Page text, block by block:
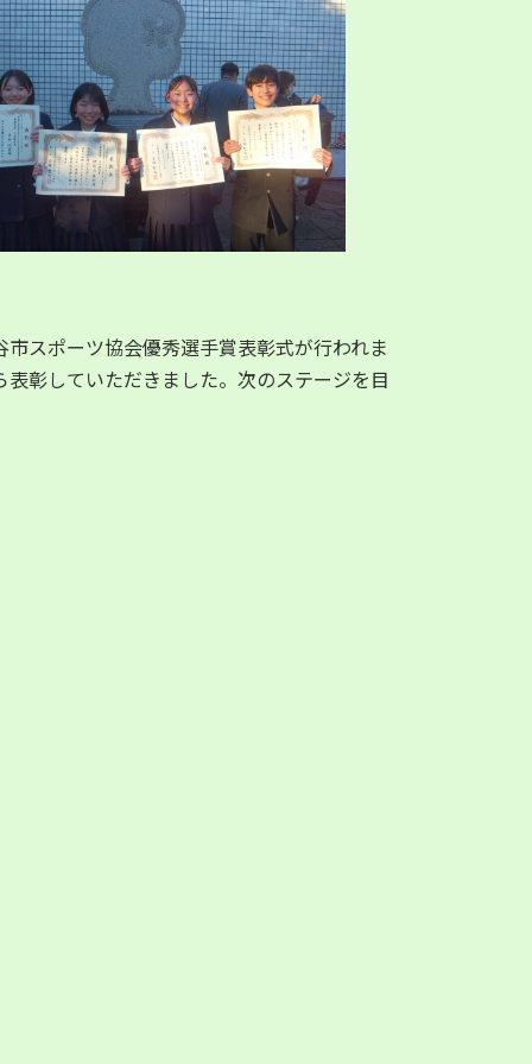
スポーツ協会優秀選手賞表彰式が行われま
彰していただきました。次のステージを目